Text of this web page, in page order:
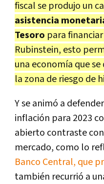
fiscal se produjo un
asistencia
Tesoro para
Rubinstein, esto
una economía que
la zona de riesgo de
Y se animó a
inflación para 2023
abierto contraste
mercado, como lo
Banco Central, que
también recurrió a